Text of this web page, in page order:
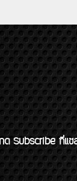
กด Subscribe ที่แ